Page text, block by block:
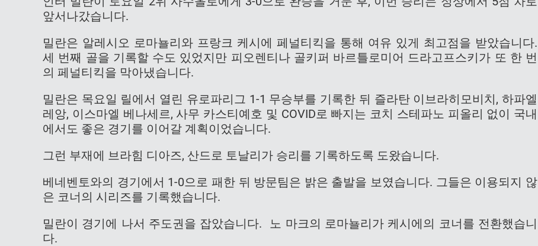
앞서나갔습니다.
밀란은 알레시오 로마뇰리와 프랑크 케시에 페널티킥을 통해 여유 있게 최고점을 받았습니다.
세 번째 골을 기록할 수도 있었지만 피오렌티나 골키퍼 바르틀로미어 드라고프스키가 또 한 번
의 페널티킥을 막아냈습니다.
밀란은 목요일 릴에서 열린 유로파리그 1-1 무승부를 기록한 뒤 즐라탄 이브라히모비치, 하파엘
레앙, 이스마엘 베나세르, 사무 카스티예호 및 COVID로 빠지는 코치 스테파노 피올리 없이 국내
에서도 좋은 경기를 이어갈 계획이었습니다.
그런 부재에 브라힘 디아즈, 산드로 토날리가 승리를 기록하도록 도왔습니다.
베네벤토와의 경기에서 1-0으로 패한 뒤 방문팀은 밝은 출발을 보였습니다. 그들은 이용되지 않
은 코너의 시리즈를 기록했습니다.
밀란이 경기에 나서 주도권을 잡았습니다. 노 마크의 로마뇰리가 케시에의 코너를 전환했습니
다.